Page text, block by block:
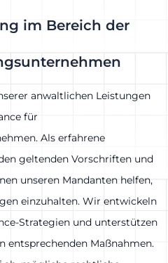
im Bereich der
anwaltlichen Leistungen
für
Als erfahrene
geltenden Vorschriften und
unseren Mandanten helfen,
einzuhalten. Wir entwickeln
Strategien und unterstützen
entsprechenden Maßnahmen.